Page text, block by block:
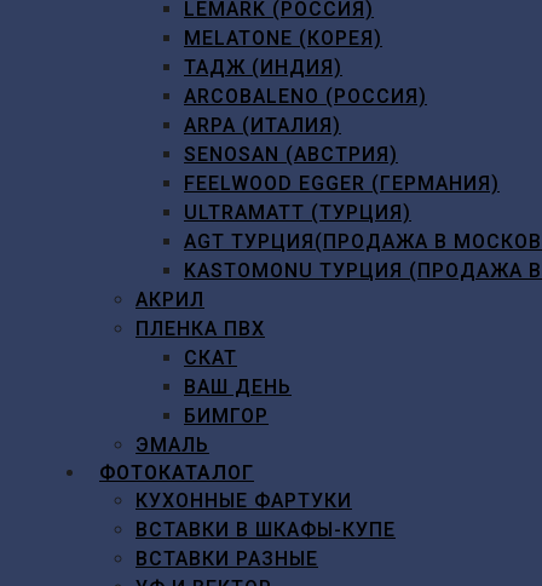
LEMARK (РОССИЯ)
MELATONE (КОРЕЯ)
ТАДЖ (ИНДИЯ)
ARCOBALENO (РОССИЯ)
ARPA (ИТАЛИЯ)
SENOSAN (АВСТРИЯ)
FEELWOOD EGGER (ГЕРМАНИЯ)
ULTRAMATT (ТУРЦИЯ)
AGT ТУРЦИЯ(ПРОДАЖА В
KASTOMONU ТУРЦИЯ
АКРИЛ
ПЛЕНКА ПВХ
СКАТ
ВАШ ДЕНЬ
БИМГОР
ЭМАЛЬ
ФОТОКАТАЛОГ
КУХОННЫЕ ФАРТУКИ
ВСТАВКИ В ШКАФЫ-КУПЕ
ВСТАВКИ РАЗНЫЕ